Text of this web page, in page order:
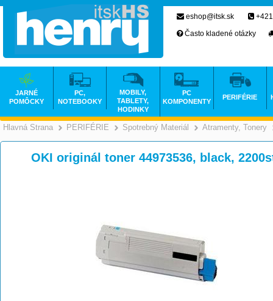
Hlavná Strana >
PERIFÉRIE >
Spotrebný Materiál >
Atramenty, Tonery
OKI originál toner 44973536, black,
eshop@itsk.sk
Často kladené otázky
JARNÉ
POMÔCKY
PC,
NOTEBOOKY
MOBILY,
TABLETY,
HODINKY
PC
KOMPONENTY
PERIFÉRIE